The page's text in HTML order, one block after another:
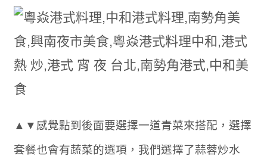
▲▼感覺點到後面要選擇一道青菜來搭配，選擇
套餐也會有蔬菜的選項，我們選擇了蒜蓉炒水